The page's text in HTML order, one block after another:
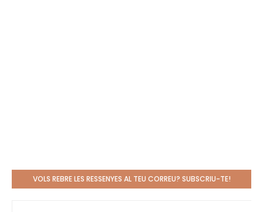
VOLS REBRE LES RESSENYES AL TEU CORREU? SUBSCRIU-TE!